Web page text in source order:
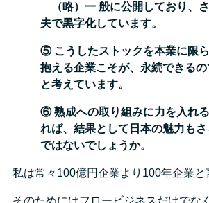
（略）一 般に公開しており、
夫で黒字化しています。
⑤ こうしたストックを本業に限
抱える企業こそが、永続できる
と考えています。
⑥ 熟成への取り組みに力を入れ
れば、結果として日本の魅力も
ではないでしょうか。
私は常々100億円企業より100年企業と